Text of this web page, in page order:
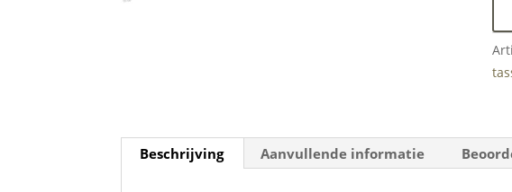
bag
Beschrijving Aanvullende informatie